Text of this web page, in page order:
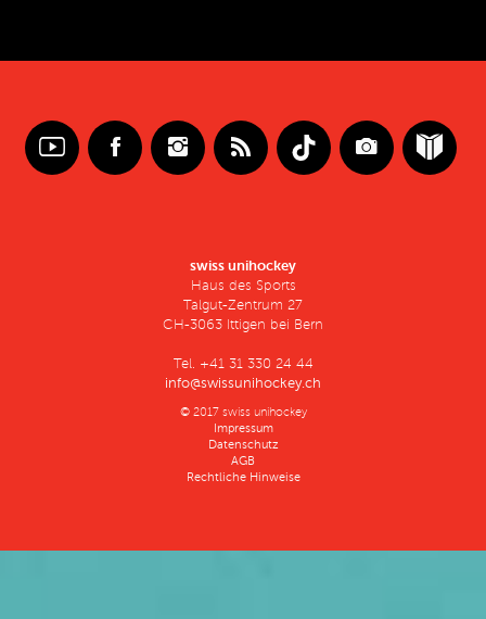
swiss unihockey
Haus des Sports
Talgut-Zentrum 27
CH-3063 Ittigen bei Bern
Tel. +41 31 330 24 44
info@swissunihockey.ch
© 2017 swiss unihockey
Impressum
Datenschutz
AGB
Rechtliche Hinweise